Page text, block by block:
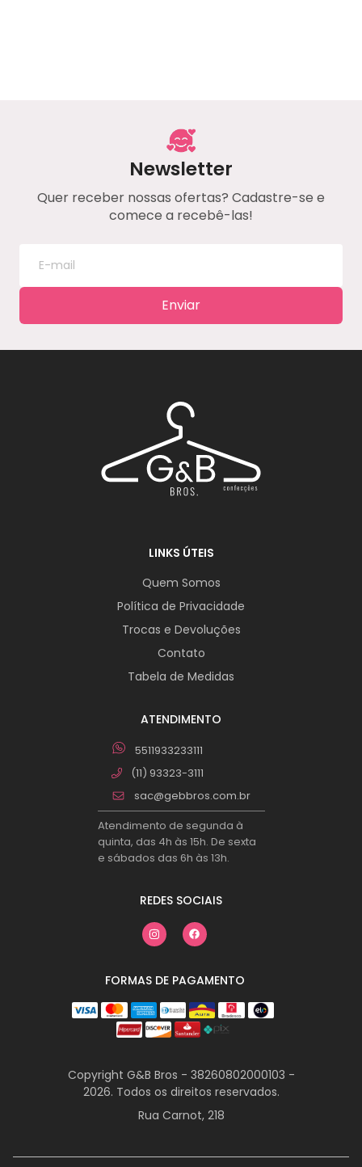
Newsletter
Quer receber nossas ofertas? Cadastre-se e
comece a recebê-las!
LINKS ÚTEIS
Quem Somos
Política de Privacidade
Trocas e Devoluções
Contato
Tabela de Medidas
ATENDIMENTO
5511933233111
(11) 93323-3111
sac@gebbros.com.br
Atendimento de segunda à
quinta, das 4h às 15h. De sexta
e sábados das 6h às 13h.
REDES SOCIAIS
FORMAS DE PAGAMENTO
Copyright G&B Bros - 38260802000103 -
2026. Todos os direitos reservados.
Rua Carnot, 218